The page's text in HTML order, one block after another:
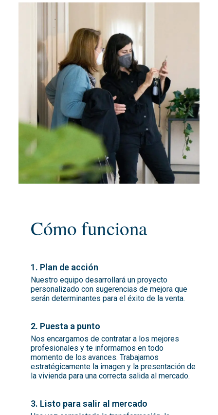
Cómo funciona
1. Plan de acción
Nuestro equipo desarrollará un proyecto
personalizado con sugerencias de mejora que
serán determinantes para el éxito de la venta.
2. Puesta a punto
Nos encargamos de contratar a los mejores
profesionales y te informamos en todo
momento de los avances. Trabajamos
estratégicamente la imagen y la presentación de
la vivienda para una correcta salida al mercado.
3. Listo para salir al mercado